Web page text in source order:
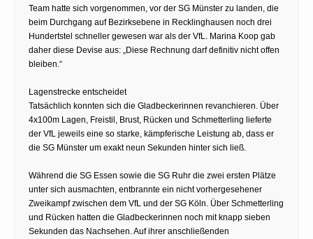
Team hatte sich vorgenommen, vor der SG Münster zu landen, die
beim Durchgang auf Bezirksebene in Recklinghausen noch drei
Hundertstel schneller gewesen war als der VfL. Marina Koop gab
daher diese Devise aus: „Diese Rechnung darf definitiv nicht offen
bleiben.“
Lagenstrecke entscheidet
Tatsächlich konnten sich die Gladbeckerinnen revanchieren. Über
4x100m Lagen, Freistil, Brust, Rücken und Schmetterling lieferte
der VfL jeweils eine so starke, kämpferische Leistung ab, dass er
die SG Münster um exakt neun Sekunden hinter sich ließ.
Während die SG Essen sowie die SG Ruhr die zwei ersten Plätze
unter sich ausmachten, entbrannte ein nicht vorhergesehener
Zweikampf zwischen dem VfL und der SG Köln. Über Schmetterling
und Rücken hatten die Gladbeckerinnen noch mit knapp sieben
Sekunden das Nachsehen. Auf ihrer anschließenden